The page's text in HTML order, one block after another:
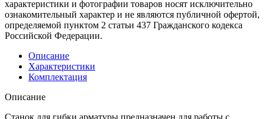
характеристики и фотографии товаров носят исключительно
ознакомительный характер и не являются публичной офертой,
определяемой пунктом 2 статьи 437 Гражданского кодекса
Российской Федерации.
Описание
Характеристики
Комплектация
Описание
Станок для гибки арматуры предназначен для работы с